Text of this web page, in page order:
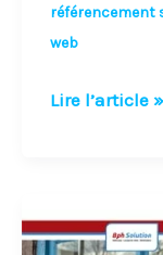
référencement
web
Lire l’article »
payer